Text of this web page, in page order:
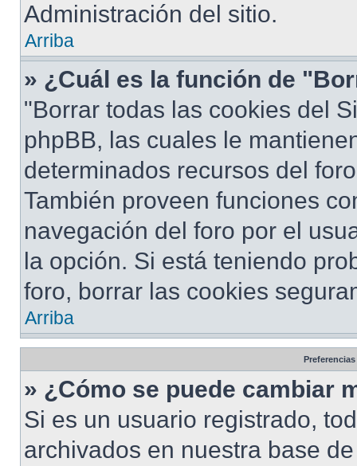
Administración del sitio.
Arriba
» ¿Cuál es la función de
"Borrar todas las cookies del
phpBB, las cuales le
determinados recursos del
También proveen funciones
navegación del foro por el
la opción. Si está teniendo
foro, borrar las cookies
Arriba
» ¿Cómo se puede cambiar
Si es un usuario registrado,
archivados en nuestra base